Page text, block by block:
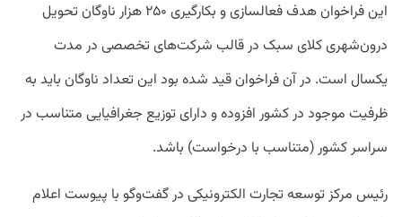
این فراخوان هدف فعالسازی و بکارگیری ۲۵۰ هزار ناوگان تحویل
درون‌شهری کلای سبک در قالب شرکت‌های تخصصی در مدت
یکسال است. در آن فراخوان قید شده بود این تعداد ناوگان باید به
ظرفیت موجود در کشور افزوده و دارای توزیع جغرافیایی متناسب در
سراسر کشور (متناسب با درخواست) باشد.
رئیس مرکز توسعه تجارت الکترونیکی در گفت‌وگو با پیوست اعلام